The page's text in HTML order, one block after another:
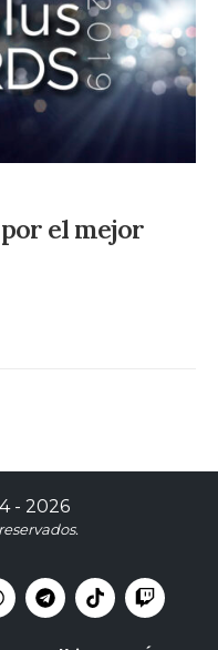
por el mejor
- 2026